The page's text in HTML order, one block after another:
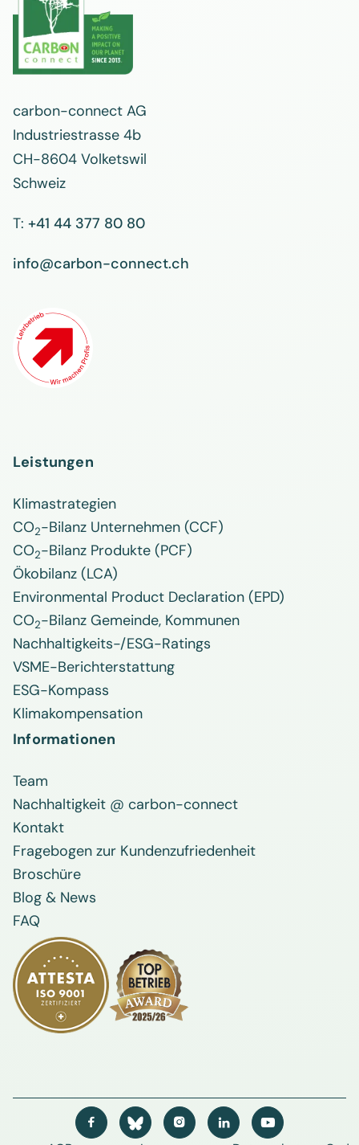
carbon-connect AG
Industriestrasse 4b
CH-8604 Volketswil
Schweiz
T: +41 44 377 80 80
info@carbon-connect.ch
Leistungen
Klimastrategien
CO2-Bilanz Unternehmen (CCF)
CO2-Bilanz Produkte (PCF)
Ökobilanz (LCA)
Environmental Product Declaration (EPD)
CO2-Bilanz Gemeinde, Kommunen
Nachhaltigkeits-/ESG-Ratings
VSME-Berichterstattung
ESG-Kompass
Klimakompensation
Informationen
Team
Nachhaltigkeit @ carbon-connect
Kontakt
Fragebogen zur Kundenzufriedenheit
Broschüre
Blog & News
FAQ
   